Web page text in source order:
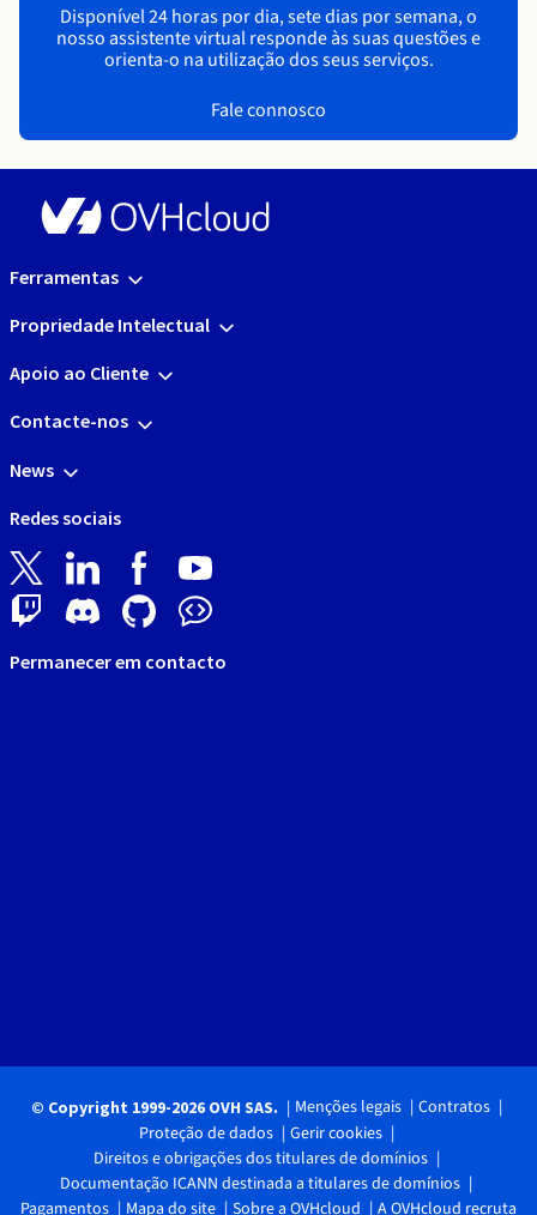
Disponível 24 horas por dia, sete dias por semana, o
nosso assistente virtual responde às suas questões e
orienta-o na utilização dos seus serviços.
Fale connosco
Ferramentas
Propriedade Intelectual
Apoio ao Cliente
Contacte-nos
News
Redes sociais
Permanecer em contacto
© Copyright 1999-2026 OVH SAS. Menções legais
Contratos
Proteção de dados
Gerir cookies
Direitos e obrigações dos titulares de domínios
Documentação ICANN destinada a titulares de domínios
Pagamentos
Mapa do site Sobre a OVHcloud A OVHcloud recruta